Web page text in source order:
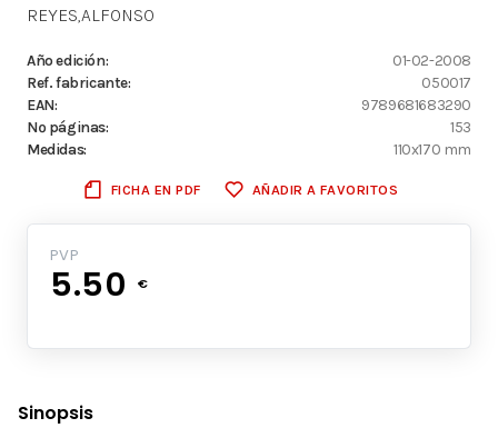
REYES,ALFONSO
Año edición:
01-02-2008
Ref. fabricante:
050017
EAN:
9789681683290
Nº páginas:
153
Medidas:
110x170 mm
FICHA EN PDF AÑADIR A FAVORITOS
PVP
5.50 €
Sinopsis